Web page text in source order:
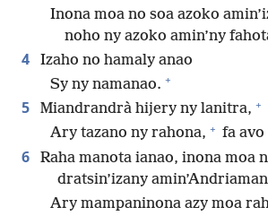
Inona moa no soa azoko
noho ny azoko amin’ny
4
Izaho no hamaly anao
Sy ny namanao. +
5 Miandrandrà hijery ny lanitra, +
Ary tazano ny rahona, + fa avo
6
Raha manota ianao, inona moa
dratsin’izany
Ary mampaninona azy moa